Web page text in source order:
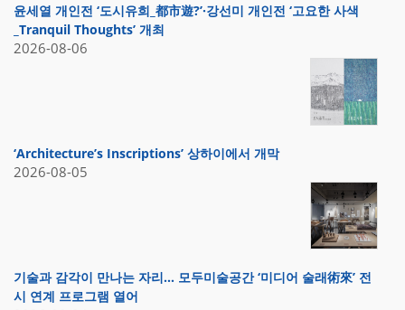
윤세열 개인전 ‘도시유희_都市遊?’·강선미 개인전 ‘고요한 사색
_Tranquil Thoughts’ 개최
2026-08-06
‘Architecture’s Inscriptions’ 상하이에서 개막
2026-08-05
기술과 감각이 만나는 자리… 모두미술공간 ‘미디어 술래術來’ 전
시 연계 프로그램 열어